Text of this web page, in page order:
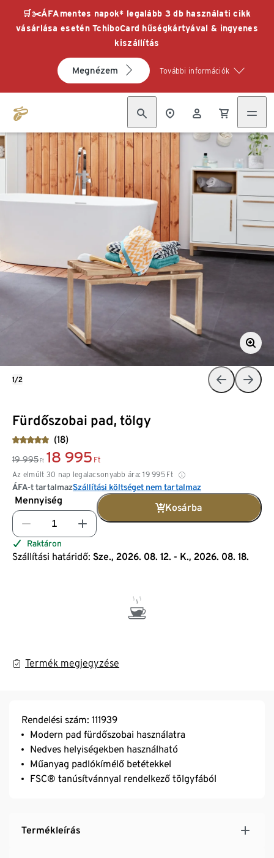
🛒✂️ÁFAmentes napok* legalább 3 db használati cikk
vásárlása esetén TchiboCard hűségkártyával & ingyenes
kiszállítás
Megnézem További információk
Fürdőszobai pad, tölgy
(18)
19 995 Ft 18 995 Ft
Az elmúlt 30 nap legalacsonyabb ára: 19 995 Ft
ÁFA-t tartalmazSzállítási költséget nem tartalmaz
Mennyiség
Kosárba
Raktáron
Szállítási határidő: Sze., 2026. 08. 12. - K., 2026. 08. 18.
Termék megjegyzése
1/2
Rendelési szám: 111939
Modern pad fürdőszobai használatra
Nedves helyiségekben használható
Műanyag padlókímélő betétekkel
FSC® tanúsítvánnyal rendelkező tölgyfából
Termékleírás